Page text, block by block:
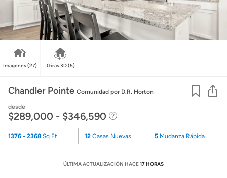
Imagenes(27) Giras 3D(5)
Chandler Pointe Comunidad por D.R. Horton
desde
$289,000 - $346,590
1376 - 2368 Sq Ft 12Casas Nuevas 5 Mudanza Rápida
ÚLTIMA ACTUALIZACIÓN HACE17 HORAS